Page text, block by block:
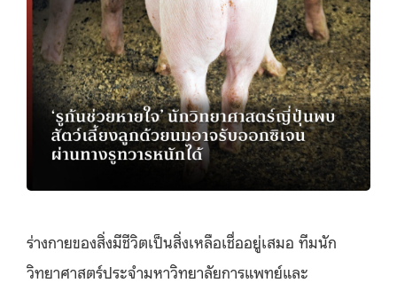
ร่างกายของสิ่งมีชีวิตเป็นสิ่งเหลือเชื่ออยู่เสมอ ทีมนัก
วิทยาศาสตร์ประจำมหาวิทยาลัยการแพทย์และ